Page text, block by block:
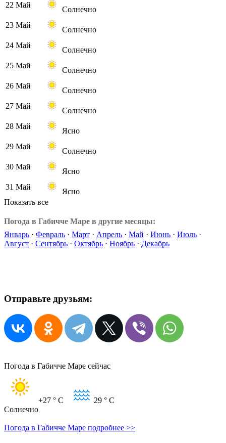
22 Май
Солнечно
23 Май
Солнечно
24 Май
Солнечно
25 Май
Солнечно
26 Май
Солнечно
27 Май
Солнечно
28 Май
Ясно
29 Май
Солнечно
30 Май
Ясно
31 Май
Ясно
Показать все
Погода в Габичче Маре в другие месяцы:
Январь · Февраль · Март · Апрель · Май · Июнь · Июль ·
Август · Сентябрь · Октябрь · Ноябрь · Декабрь
Отправьте друзьям:
Погода в Габичче Маре сейчас
+27 ° C 29 ° C
Солнечно
Погода в Габичче Маре подробнее >>